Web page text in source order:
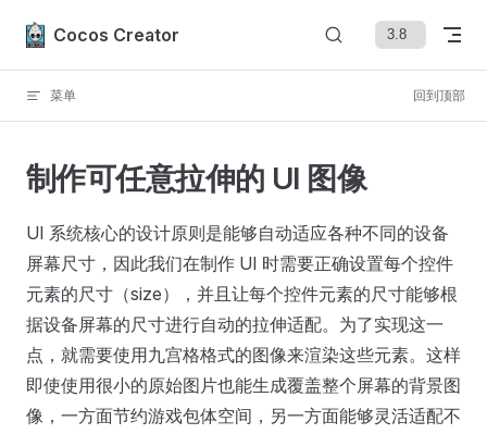
Skip to content
Cocos Creator
菜单 回到顶部
制作可任意拉伸的 UI 图像
UI 系统核心的设计原则是能够自动适应各种不同的设备
屏幕尺寸，因此我们在制作 UI 时需要正确设置每个控件
元素的尺寸（size），并且让每个控件元素的尺寸能够根
据设备屏幕的尺寸进行自动的拉伸适配。为了实现这一
点，就需要使用九宫格格式的图像来渲染这些元素。这样
即使使用很小的原始图片也能生成覆盖整个屏幕的背景图
像，一方面节约游戏包体空间，另一方面能够灵活适配不